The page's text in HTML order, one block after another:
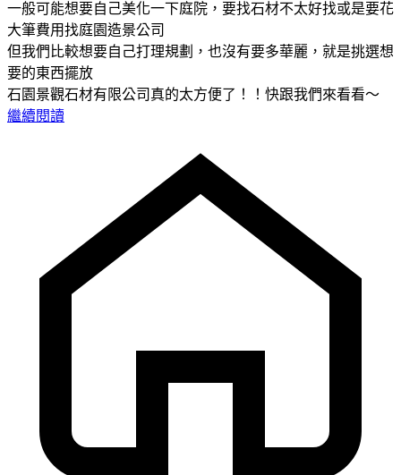
一般可能想要自己美化一下庭院，要找石材不太好找或是要花
大筆費用找庭園造景公司
但我們比較想要自己打理規劃，也沒有要多華麗，就是挑選想
要的東西擺放
石園景觀石材有限公司真的太方便了！！快跟我們來看看～
繼續閱讀